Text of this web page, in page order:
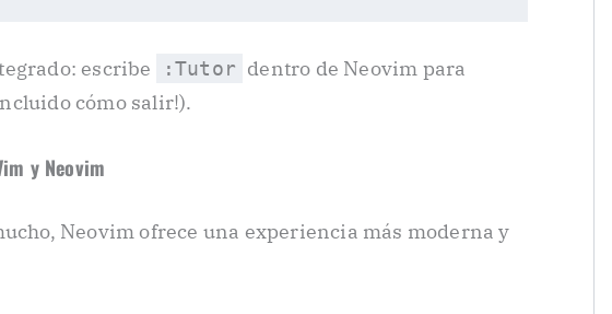
escribe :Tutor dentro de Neovim para
cómo salir!).
y Neovim
Neovim ofrece una experiencia más moderna y